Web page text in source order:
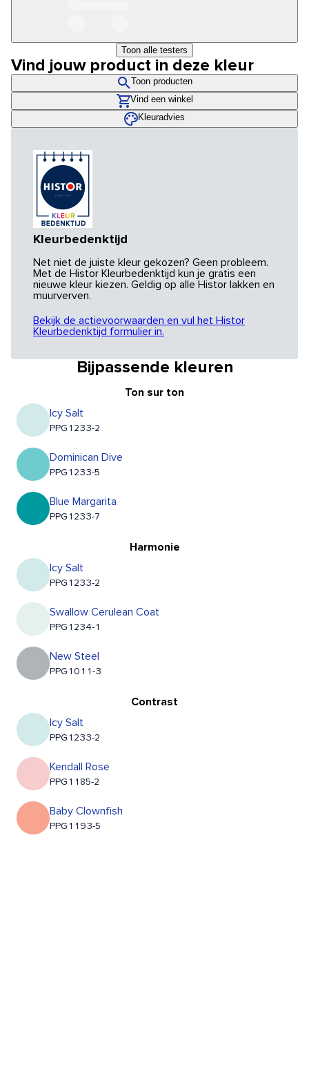
Toon alle testers
Vind jouw product in deze kleur
Toon producten
Vind een winkel
Kleuradvies
Kleurbedenktijd
Net niet de juiste kleur gekozen? Geen probleem.
Met de Histor Kleurbedenktijd kun je gratis een
nieuwe kleur kiezen. Geldig op alle Histor lakken en
muurverven.
Bekijk de actievoorwaarden en vul het Histor
Kleurbedenktijd formulier in.
Bijpassende kleuren
Ton sur ton
Icy Salt
PPG1233-2
Dominican Dive
PPG1233-5
Blue Margarita
PPG1233-7
Harmonie
Icy Salt
PPG1233-2
Swallow Cerulean Coat
PPG1234-1
New Steel
PPG1011-3
Contrast
Icy Salt
PPG1233-2
Kendall Rose
PPG1185-2
Baby Clownfish
PPG1193-5